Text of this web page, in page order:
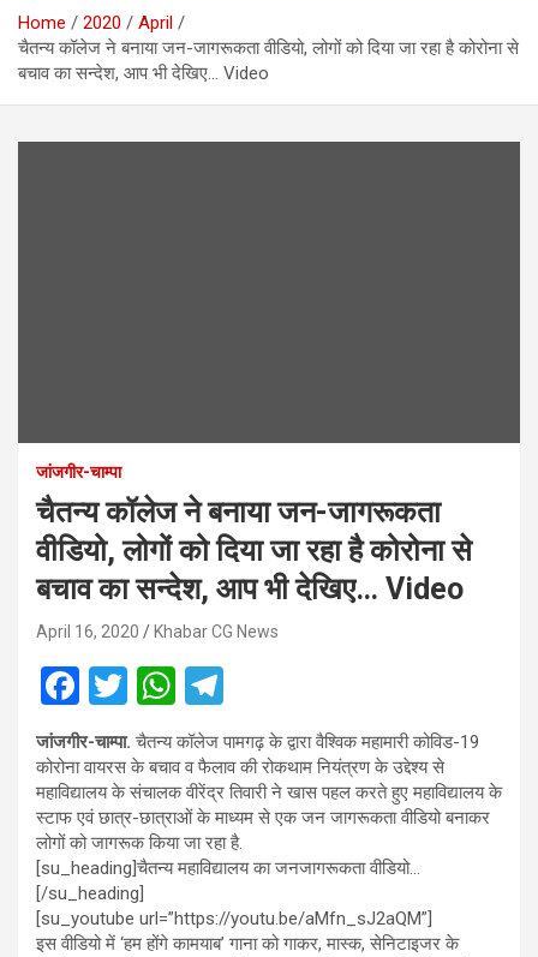
Home 2020
April
चैतन्य कॉलेज ने बनाया जन-जागरूकता वीडियो, लोगों को दिया जा रहा है कोरोना से
बचाव का सन्देश, आप भी देखिए… Video
जांजगीर-चाम्पा
चैतन्य कॉलेज ने बनाया जन-जागरूकता
वीडियो, लोगों को दिया जा रहा है कोरोना से
बचाव का सन्देश, आप भी देखिए… Video
April 16, 2020 Khabar CG News
F
a
ce
b
o
o
k
T
wi
tt
er
W
h
at
s
A
p
p
el
e
gr
a
m
जांजगीर-चाम्पा. चैतन्य कॉलेज पामगढ़ के द्वारा वैश्विक महामारी कोविड-19
कोरोना वायरस के बचाव व फैलाव की रोकथाम नियंत्रण के उद्देश्य से
महाविद्यालय के संचालक वीरेंद्र तिवारी ने खास पहल करते हुए महाविद्यालय के
स्टाफ एवं छात्र-छात्राओं के माध्यम से एक जन जागरूकता वीडियो बनाकर
लोगों को जागरूक किया जा रहा है.
[su_heading]चैतन्य महाविद्यालय का जनजागरूकता वीडियो…
[/su_heading]
[su_youtube url=”https://youtu.be/aMfn_sJ2aQM”]
इस वीडियो में ‘हम होंगे कामयाब’ गाना को गाकर, मास्क, सेनिटाइजर के